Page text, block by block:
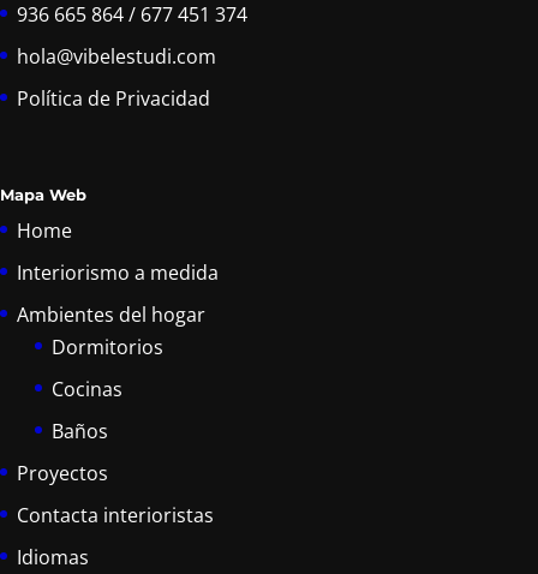
936 665 864 / 677 451 374
hola@vibelestudi.com
Política de Privacidad
Mapa Web
Home
Interiorismo a medida
Ambientes del hogar
Dormitorios
Cocinas
Baños
Proyectos
Contacta interioristas
Idiomas